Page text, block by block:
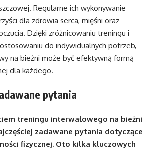
Regularne ich wykonywanie
dla zdrowia serca, mięśni oraz
Dzięki zróżnicowaniu treningu i
do indywidualnych potrzeb,
na bieżni może być efektywną formą
dla każdego.
pytania
treningu interwałowego na bieżni
zadawane pytania dotyczące
fizycznej. Oto kilka kluczowych